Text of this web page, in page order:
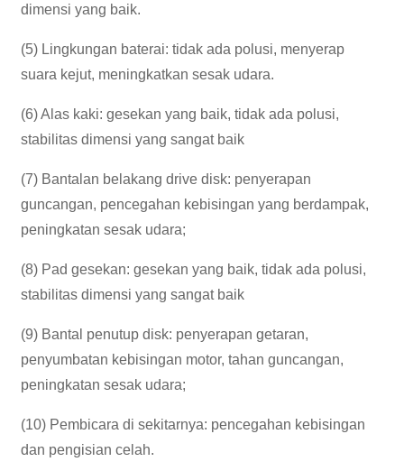
dimensi yang baik.
(5) Lingkungan baterai: tidak ada polusi, menyerap
suara kejut, meningkatkan sesak udara.
(6) Alas kaki: gesekan yang baik, tidak ada polusi,
stabilitas dimensi yang sangat baik
(7) Bantalan belakang drive disk: penyerapan
guncangan, pencegahan kebisingan yang berdampak,
peningkatan sesak udara;
(8) Pad gesekan: gesekan yang baik, tidak ada polusi,
stabilitas dimensi yang sangat baik
(9) Bantal penutup disk: penyerapan getaran,
penyumbatan kebisingan motor, tahan guncangan,
peningkatan sesak udara;
(10) Pembicara di sekitarnya: pencegahan kebisingan
dan pengisian celah.